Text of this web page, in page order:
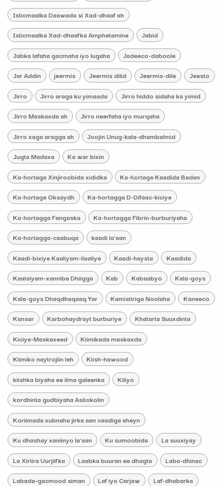
Isticmaalka Daawada si Xad-dhaaf ah
Isticmaalka Xad-dhaafka Amphetamine Jabid
Jabka lafaha gacmaha iyo lugaha Jadeeco-daboole
Jar Addin jeermis Jeermis dilid Jeermis-dile Jeesto
Jirro Jirro araga ku yimaada Jirro hiddo sidaha ka yimid
Jirro Maskaxda ah Jirro neerfaha iyo murqaha
Jirro xaga aragga ah Joojin Unug-kala-dhambalmid
Jugta Madaxa Ka war bixin
Ka-hortaga Xinjiroobida xididka Ka-hortage Kaadida Badan
Ka-hortage Oksaydh Ka-hortagga D-Difaac-kiciye
Ka-hortagga Fangaska Ka-hortagga Fibrin-burburiyaha
Ka-hortagga-caabuqa kaadi la’aan
Kaadi-bixiye Kaaliyam-ilaaliye Kaadi-haysta Kaadida
Kaalsiyam-xannibe Dhiigga Kab Kabaabyo Kala-goys
Kala-goys Dhaqdhaqaaq Yar Kamistiriga Noolaha Kaneeco
Kansar Karbohaydrayt burburiye Khatarta Suuxdinta
Kiciye-Maskaxeed Kiimikada maskaxda
Kiimiko naytrojiin leh Kiish-hawood
kiishka biyaha ee ilma galeenka Kiliyo
kordhinta gudbiyaha Asitokolin
Koriimada xubnaha jirka aan caadiga aheyn
Ku dhashay xaniinyo la'aan Ku sumoobida La suuxiyay
La Xiriira Uurjiifka Laabka buuran ee dhagta Laba-dhinac
Labada-gacmood siman Laf iyo Carjaw Laf-dhabarka